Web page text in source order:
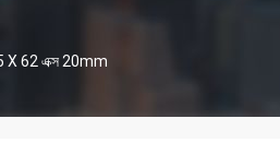
X 62 এক্স 20mm